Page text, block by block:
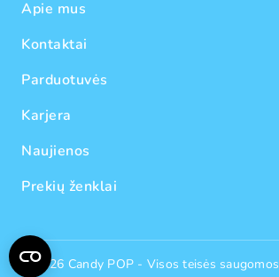
Apie mus
Kontaktai
Parduotuvės
Karjera
Naujienos
Prekių ženklai
© 2026 Candy POP - Visos teisės saugomos